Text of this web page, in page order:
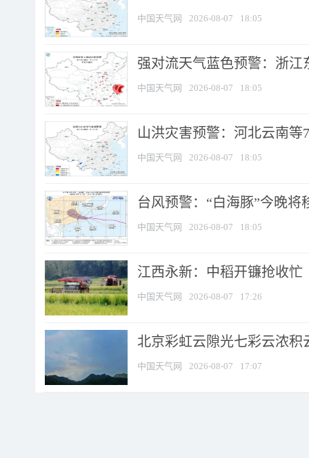
中国天气网 2026-08-07 18:05
强对流天气蓝色预警：浙江
中国天气网 2026-08-07 18:05
山洪灾害预警：河北云南
中国天气网 2026-08-07 18:05
台风预警：“白海豚”今晚将
中国天气网 2026-08-07 18:05
江西永新：中稻开镰抢收忙
中国天气网 2026-08-07 17:26
北京彩虹云隙光七彩云浓积
中国天气网 2026-08-07 17:07